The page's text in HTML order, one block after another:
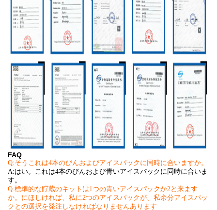
FAQ
Q:そうこれは4本のびんおよびアイスパックに同時に合いますか。
A:はい。これは4本のびんおよび青いアイスパックに同時に合いま
す。
Q:標準的な貯蔵のキットは1つの青いアイスパックか2と来ます
か。にほしければ、私に2つのアイスパックが、私余分アイスパッ
クとの選択を発注しなければなりませんあります